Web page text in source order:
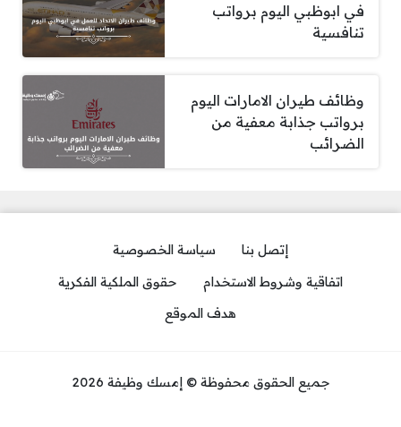
في ابوظبي اليوم برواتب
تنافسية
وظائف طيران الامارات اليوم
برواتب جذابة معفية من
الضرائب
إتصل بنا
سياسة الخصوصية
اتفاقية وشروط الاستخدام
حقوق الملكية الفكرية
هدف الموقع
جميع الحقوق محفوظة © إمسك وظيفة 2026